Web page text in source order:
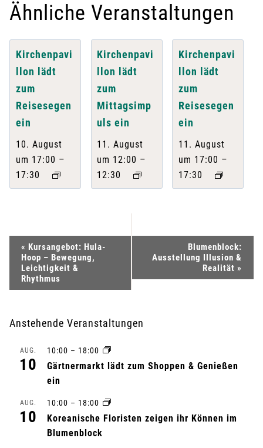
Ähnliche Veranstaltungen
Kirchenpavi
llon lädt
zum
Reisesegen
ein
10. August
um 17:00 –
17:30
Kirchenpavi
llon lädt
zum
Mittagsimp
uls ein
11. August
um 12:00 –
12:30
Kirchenpavi
llon lädt
zum
Reisesegen
ein
11. August
um 17:00 –
17:30
a
« Kursangebot: Hula-
Hoop – Bewegung,
Leichtigkeit &
Rhythmus
Blumenblock:
Ausstellung Illusion &
Realität »
Anstehende Veranstaltungen
AUG.
10
10:00 – 18:00
Gärtnermarkt lädt zum Shoppen & Genießen
ein
AUG.
10
10:00 – 18:00
Koreanische Floristen zeigen ihr Können im
Blumenblock